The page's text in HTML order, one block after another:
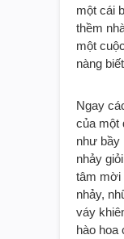
một cái
thềm
một
nàng
Ngay
của một
như bầy
nhảy
tâm mời
nhảy,
váy
hào hoa